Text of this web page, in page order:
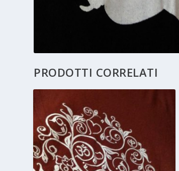
PRODOTTI CORRELATI